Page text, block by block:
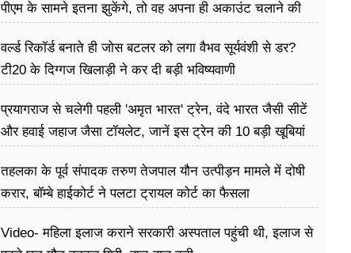
पीएम के सामने इतना झुकेंगे, तो वह अपना ही अकाउंट चलाने की
वर्ल्ड रिकॉर्ड बनाते ही जोस बटलर को लगा वैभव सूर्यवंशी से डर?
टी20 के दिग्गज खिलाड़ी ने कर दी बड़ी भविष्यवाणी
प्रयागराज से चलेगी पहली 'अमृत भारत' ट्रेन, वंदे भारत जैसी सीटें
और हवाई जहाज जैसा टॉयलेट, जानें इस ट्रेन की 10 बड़ी खूबियां
तहलका के पूर्व संपादक तरुण तेजपाल यौन उत्पीड़न मामले में दोषी
करार, बॉम्बे हाईकोर्ट ने पलटा ट्रायल कोर्ट का फैसला
Video- महिला इलाज कराने सरकारी अस्पताल पहुंची थी, इलाज से